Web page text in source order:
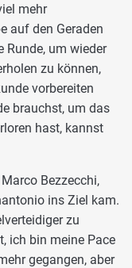
mehr
auf den Geraden
Runde, um wieder
zu können,
vorbereiten
brauchst, um das
hast, kannst
Bezzecchi,
ins Ziel kam.
zu
ich bin meine Pace
gegangen, aber